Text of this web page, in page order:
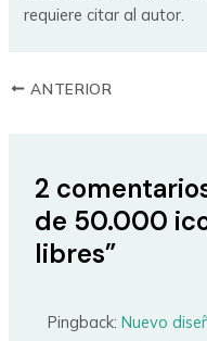
requiere citar al autor.
ANTERIOR
2
de 50.000
libres”
Pingback:Nuevo